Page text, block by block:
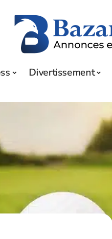
Divertissement